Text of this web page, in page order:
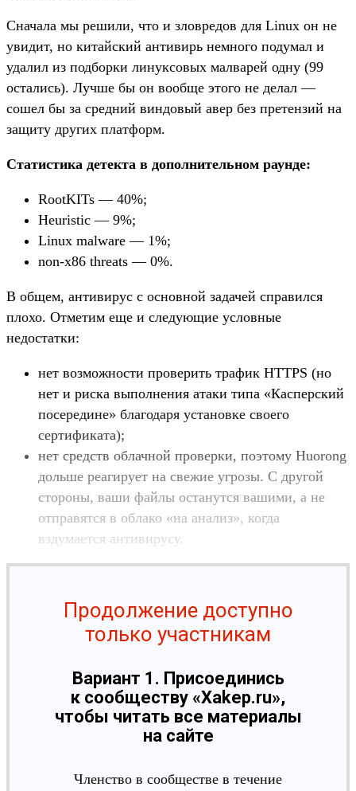
Сначала мы решили, что и зловредов для Linux он не
увидит, но китайский антивирь немного подумал и
удалил из подборки линуксовых малварей одну (99
остались). Лучше бы он вообще этого не делал —
сошел бы за средний виндовый авер без претензий на
защиту других платформ.
Статистика детекта в дополнительном раунде:
RootKITs — 40%;
Heuristic — 9%;
Linux malware — 1%;
non-x86 threats — 0%.
В общем, антивирус с основной задачей справился
плохо. Отметим еще и следующие условные
недостатки:
нет возможности проверить трафик HTTPS (но
нет и риска выполнения атаки типа «Касперский
посередине» благодаря установке своего
сертификата);
нет средств облачной проверки, поэтому Huorong
дольше реагирует на свежие угрозы. С другой
стороны, ваши файлы останутся вашими, а не
отправятся в облако «на анализ», когда
вздумается антивирусу.
Продолжение доступно
только участникам
Вариант 1. Присоединись
к сообществу «Xakep.ru»,
чтобы читать все материалы
на сайте
Членство в сообществе в течение